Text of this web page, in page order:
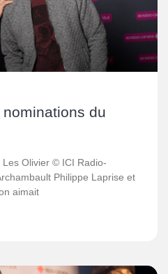
du
Olivier © ICI Radio-
Philippe Laprise et
aimait